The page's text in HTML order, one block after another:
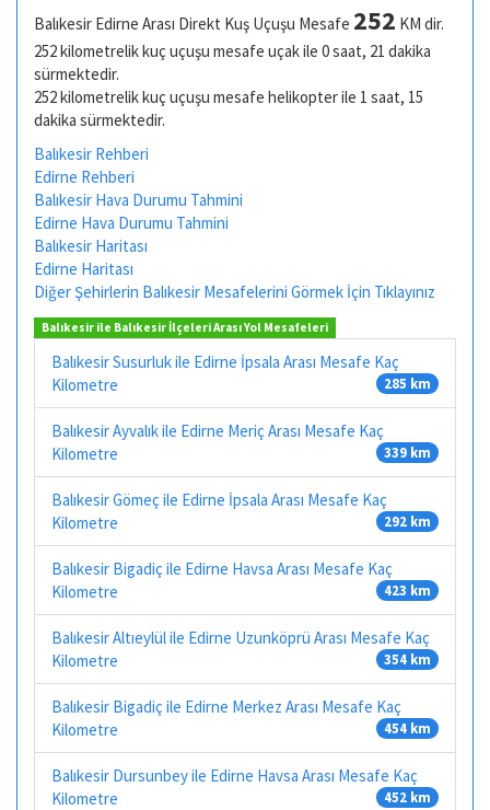
Balıkesir Edirne Arası Direkt Kuş Uçuşu Mesafe 252 KM dir.
252 kilometrelik kuç uçuşu mesafe uçak ile 0 saat, 21 dakika
sürmektedir.
252 kilometrelik kuç uçuşu mesafe helikopter ile 1 saat, 15
dakika sürmektedir.
Balıkesir Rehberi
Edirne Rehberi
Balıkesir Hava Durumu Tahmini
Edirne Hava Durumu Tahmini
Balıkesir Haritası
Edirne Haritası
Diğer Şehirlerin Balıkesir Mesafelerini Görmek İçin Tıklayınız
Balıkesir ile Balıkesir İlçeleri Arası Yol Mesafeleri
Balıkesir Susurluk ile Edirne İpsala Arası Mesafe Kaç
Kilometre
285 km
Balıkesir Ayvalık ile Edirne Meriç Arası Mesafe Kaç
Kilometre
339 km
Balıkesir Gömeç ile Edirne İpsala Arası Mesafe Kaç
Kilometre
292 km
Balıkesir Bigadiç ile Edirne Havsa Arası Mesafe Kaç
Kilometre
423 km
Balıkesir Altıeylül ile Edirne Uzunköprü Arası Mesafe Kaç
Kilometre
354 km
Balıkesir Bigadiç ile Edirne Merkez Arası Mesafe Kaç
Kilometre
454 km
Balıkesir Dursunbey ile Edirne Havsa Arası Mesafe Kaç
Kilometre
452 km